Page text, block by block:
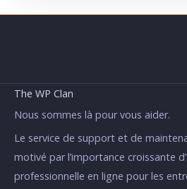
The WP Clan
Nous sommes là pour vous aider.
Le service de support et de
motivé par l’importance croissante
professionnelle en ligne pour les